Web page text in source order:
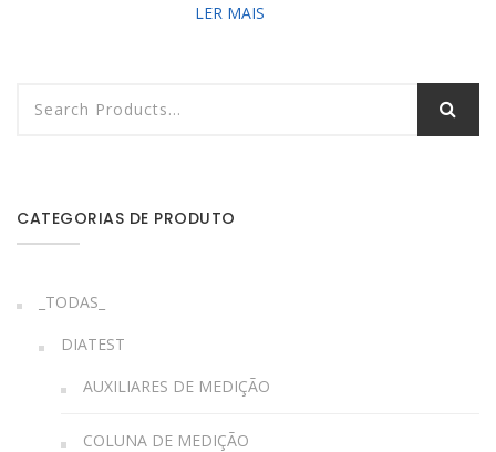
LER MAIS
CATEGORIAS DE PRODUTO
_TODAS_
DIATEST
AUXILIARES DE MEDIÇÃO
COLUNA DE MEDIÇÃO